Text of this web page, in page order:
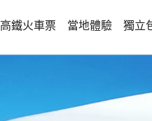
高鐵火車票 當地體驗 獨立